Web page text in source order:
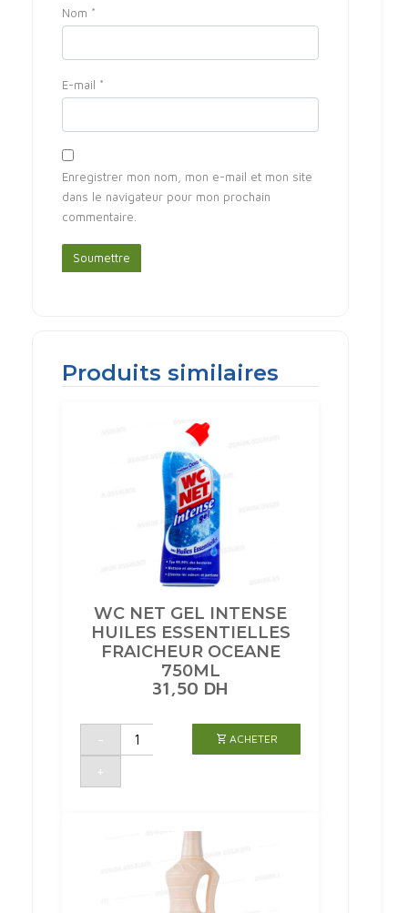
Nom *
E-mail *
Enregistrer mon nom, mon e-mail et mon site
dans le navigateur pour mon prochain
commentaire.
Produits similaires
WC NET GEL INTENSE
HUILES ESSENTIELLES
FRAICHEUR OCEANE
750ML
31,50 DH
-
quantité
WC
INTENSE
+
ACHETER